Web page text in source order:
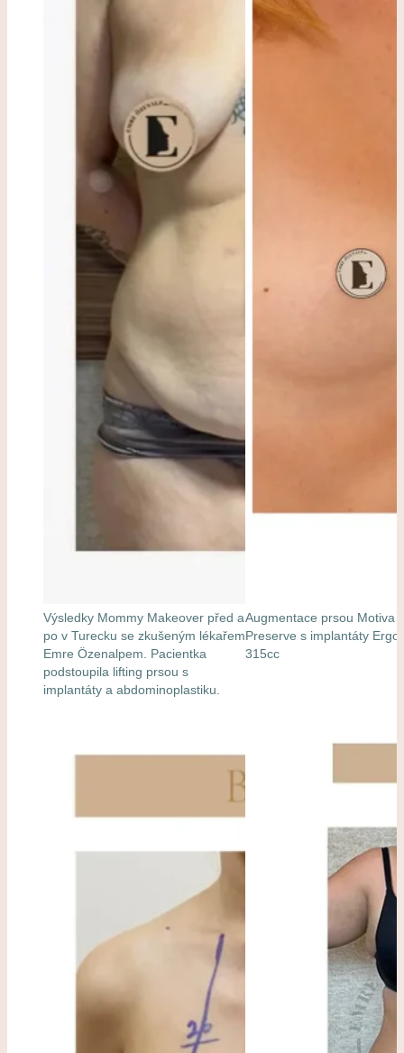
Výsledky Mommy Makeover před a
po v Turecku se zkušeným lékařem
Emre Özenalpem. Pacientka
podstoupila lifting prsou s
implantáty a abdominoplastiku.
Augmentace prsou Motiva
Preserve s implantáty
315cc